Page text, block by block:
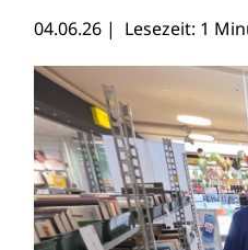
04.06.26| Lesezeit: 1